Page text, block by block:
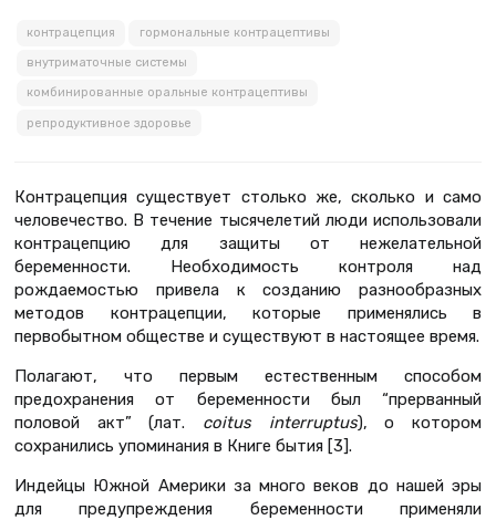
контрацепция гормональные контрацептивы
внутриматочные системы
комбинированные оральные контрацептивы
репродуктивное здоровье
Контрацепция существует столько же, сколько и само
человечество. В течение тысячелетий люди использовали
контрацепцию для защиты от нежелательной
беременности. Необходимость контроля над
рождаемостью привела к созданию разнообразных
методов контрацепции, которые применялись в
первобытном обществе и существуют в настоящее время.
Полагают, что первым естественным способом
предохранения от беременности был “прерванный
половой акт” (лат. coitus interruptus), о котором
сохранились упоминания в Книге бытия [3].
Индейцы Южной Америки за много веков до нашей эры
для предупреждения беременности применяли